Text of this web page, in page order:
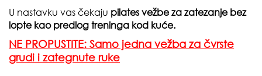
U nastavku vas čekaju pilates vežbe za zatezanje bez
lopte kao predlog treninga kod kuće.
NE PROPUSTITE: Samo jedna vežba za čvrste
grudi i zategnute ruke